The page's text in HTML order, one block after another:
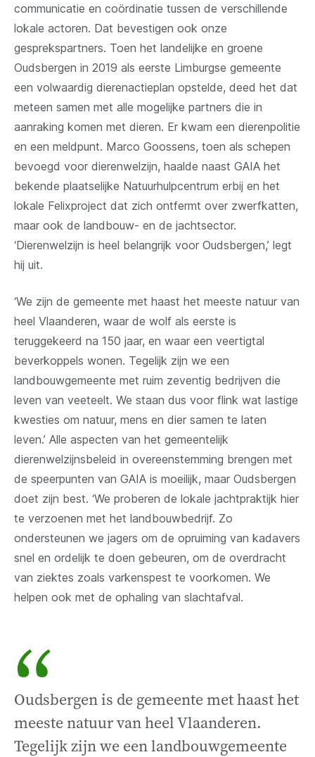
communicatie en coördinatie tussen de verschillende
lokale actoren. Dat bevestigen ook onze
gesprekspartners. Toen het landelijke en groene
Oudsbergen in 2019 als eerste Limburgse gemeente
een volwaardig dierenactieplan opstelde, deed het dat
meteen samen met alle mogelijke partners die in
aanraking komen met dieren. Er kwam een dierenpolitie
en een meldpunt. Marco Goossens, toen als schepen
bevoegd voor dierenwelzijn, haalde naast GAIA het
bekende plaatselijke Natuurhulpcentrum erbij en het
lokale Felixproject dat zich ontfermt over zwerfkatten,
maar ook de landbouw- en de jachtsector.
‘Dierenwelzijn is heel belangrijk voor Oudsbergen,’ legt
hij uit.
‘We zijn de gemeente met haast het meeste natuur van
heel Vlaanderen, waar de wolf als eerste is
teruggekeerd na 150 jaar, en waar een veertigtal
beverkoppels wonen. Tegelijk zijn we een
landbouwgemeente met ruim zeventig bedrijven die
leven van veeteelt. We staan dus voor flink wat lastige
kwesties om natuur, mens en dier samen te laten
leven.’ Alle aspecten van het gemeentelijk
dierenwelzijnsbeleid in overeenstemming brengen met
de speerpunten van GAIA is moeilijk, maar Oudsbergen
doet zijn best. ‘We proberen de lokale jachtpraktijk hier
te verzoenen met het landbouwbedrijf. Zo
ondersteunen we jagers om de opruiming van kadavers
snel en ordelijk te doen gebeuren, om de overdracht
van ziektes zoals varkenspest te voorkomen. We
helpen ook met de ophaling van slachtafval.
“
Oudsbergen is de gemeente met haast het
meeste natuur van heel Vlaanderen.
Tegelijk zijn we een landbouwgemeente